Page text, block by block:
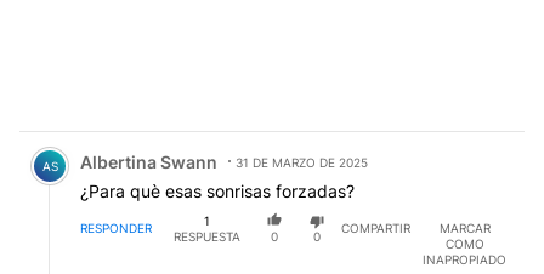
Comentario de Albertina Swann.
AS Albertina Swann 31 DE MARZO DE 2025
¿Para què esas sonrisas forzadas?
RESPONDER
1
RESPUESTA
0 0
COMPARTIR
MARCAR
COMO
INAPROPIADO